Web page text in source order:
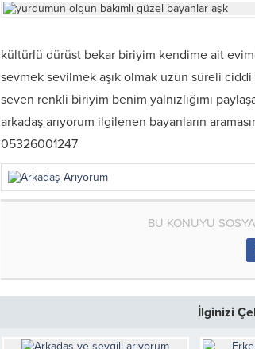
kültürlü dürüst bekar biriyim kendime ait
sevmek sevilmek aşık olmak uzun süreli
seven renkli biriyim benim yalnızlığımı
arkadaş arıyorum ilgilenen bayanların
05326001247
BU KONUYU
İlginizi